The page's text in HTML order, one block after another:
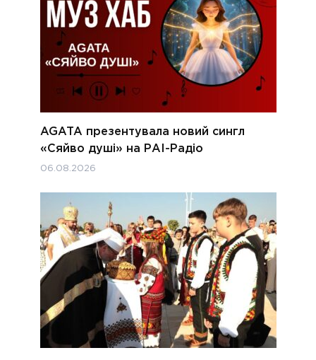
AGATA презентувала новий сингл
«Сяйво душі» на РАІ-Радіо
06.08.2026